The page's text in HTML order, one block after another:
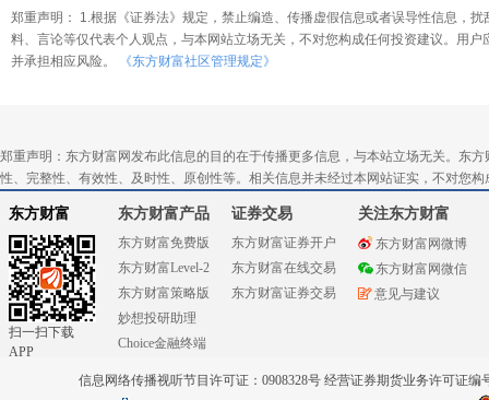
郑重声明： 1.根据《证券法》规定，禁止编造、传播虚假信息或者误导性信息，
料、言论等仅代表个人观点，与本网站立场无关，不对您构成任何投资建议。用
并承担相应风险。
《东方财富社区管理规定》
郑重声明：东方财富网发布此信息的目的在于传播更多信息，与本站立场无关。东
性、完整性、有效性、及时性、原创性等。相关信息并未经过本网站证实，不对您
东方财富
扫一扫下载
APP
东方财富产品
东方财富免费版
东方财富Level-2
东方财富策略版
妙想投研助理
Choice金融终端
证券交易
东方财富证券开户
东方财富在线交易
东方财富证券交易
关注东方财富
东方财富网微博
东方财富网微信
意见与建议
信息网络传播视听节目许可证：0908328号 经营证券期货业务许可证编